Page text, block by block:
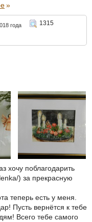
»
года
1315
хочу поблагодарить
) за прекрасную
теперь есть у меня.
Пусть вернётся к тебе
Всего тебе самого